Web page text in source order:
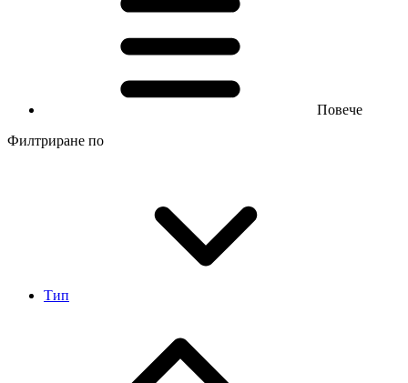
Повече
Филтриране по
Тип